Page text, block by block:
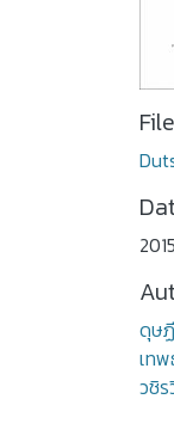
2015
ดุษ
เท
วชิร